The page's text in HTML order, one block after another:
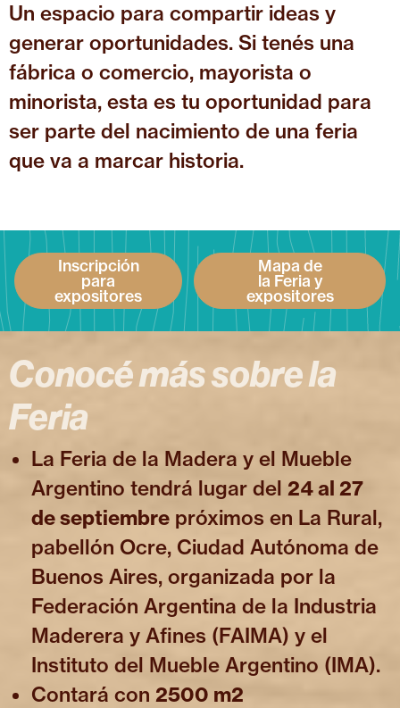
Un espacio para compartir ideas y
generar oportunidades. Si tenés una
fábrica o comercio, mayorista o
minorista, esta es tu oportunidad para
ser parte del nacimiento de una feria
que va a marcar historia.
Inscripción
para
expositores
Mapa de
la Feria y
expositores
Conocé más sobre la
Feria
La Feria de la Madera y el Mueble
Argentino tendrá lugar del24 al 27
de septiembre próximos en La Rural,
pabellón Ocre, Ciudad Autónoma de
Buenos Aires, organizada por la
Federación Argentina de la Industria
Maderera y Afines (FAIMA) y el
Instituto del Mueble Argentino (IMA).
Contará con2500 m2